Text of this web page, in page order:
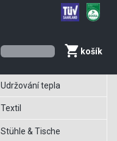
košík
Udržování tepla
Textil
Stühle & Tische